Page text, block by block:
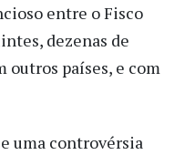
entre o Fisco
dezenas de
outros países, e com
uma controvérsia